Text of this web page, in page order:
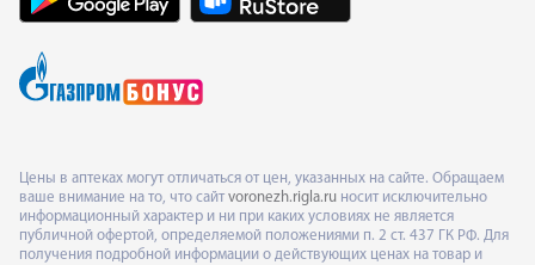
Цены в аптеках могут отличаться от цен, указанных на сайте. Обращаем
ваше внимание на то, что сайт voronezh.rigla.ru носит исключительно
информационный характер и ни при каких условиях не является
публичной офертой, определяемой положениями п. 2 ст. 437 ГК РФ. Для
получения подробной информации о действующих ценах на товар и